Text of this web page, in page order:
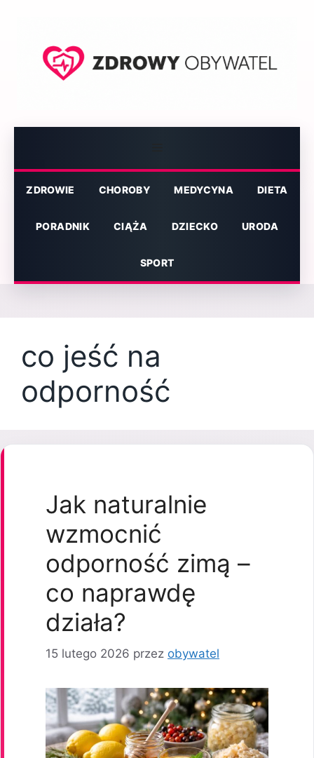
ZDROWIE CHOROBY MEDYCYNA DIETA
PORADNIK CIĄŻA DZIECKO URODA
SPORT
co jeść na
odporność
Jak naturalnie
wzmocnić
odporność zimą –
co naprawdę
działa?
15 lutego 2026 przez obywatel